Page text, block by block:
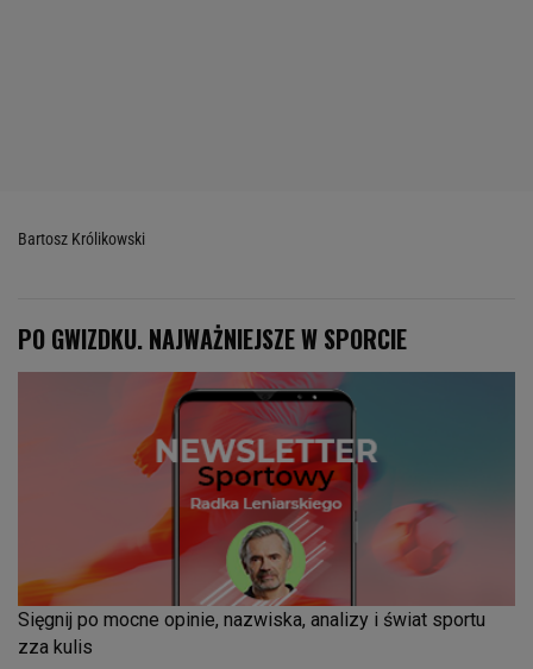
Bartosz Królikowski